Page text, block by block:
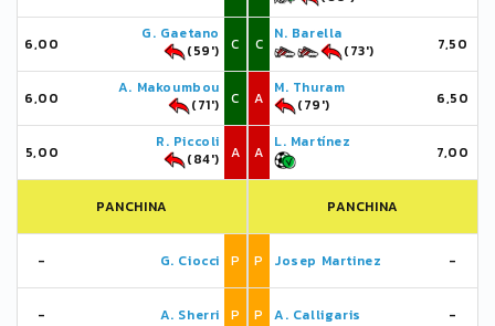
6,00
G. Gaetano
(59')
C
6,00
A. Makoumbou
(71')
C
5,00
R. Piccoli
(84')
A
PANCHINA
- G. Ciocci P
- A. Sherri P
C
N. Barella
(73')
7,50
A
M. Thuram
(79')
6,50
A
L. Martínez
7,00
PANCHINA
P Josep Martinez -
P A. Calligaris -